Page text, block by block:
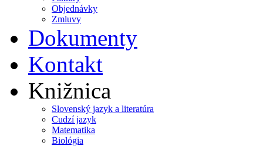
Objednávky
Zmluvy
Dokumenty
Kontakt
Knižnica
Slovenský jazyk a literatúra
Cudzí jazyk
Matematika
Biológia